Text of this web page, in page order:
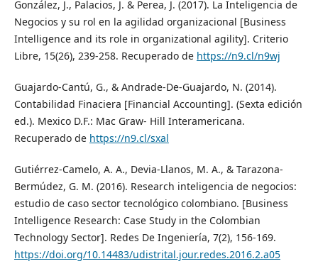
González, J., Palacios, J. & Perea, J. (2017). La Inteligencia de
Negocios y su rol en la agilidad organizacional [Business
Intelligence and its role in organizational agility]. Criterio
Libre, 15(26), 239-258. Recuperado de https://n9.cl/n9wj
Guajardo-Cantú, G., & Andrade-De-Guajardo, N. (2014).
Contabilidad Finaciera [Financial Accounting]. (Sexta edición
ed.). Mexico D.F.: Mac Graw- Hill Interamericana.
Recuperado de https://n9.cl/sxal
Gutiérrez-Camelo, A. A., Devia-Llanos, M. A., & Tarazona-
Bermúdez, G. M. (2016). Research inteligencia de negocios:
estudio de caso sector tecnológico colombiano. [Business
Intelligence Research: Case Study in the Colombian
Technology Sector]. Redes De Ingeniería, 7(2), 156-169.
https://doi.org/10.14483/udistrital.jour.redes.2016.2.a05